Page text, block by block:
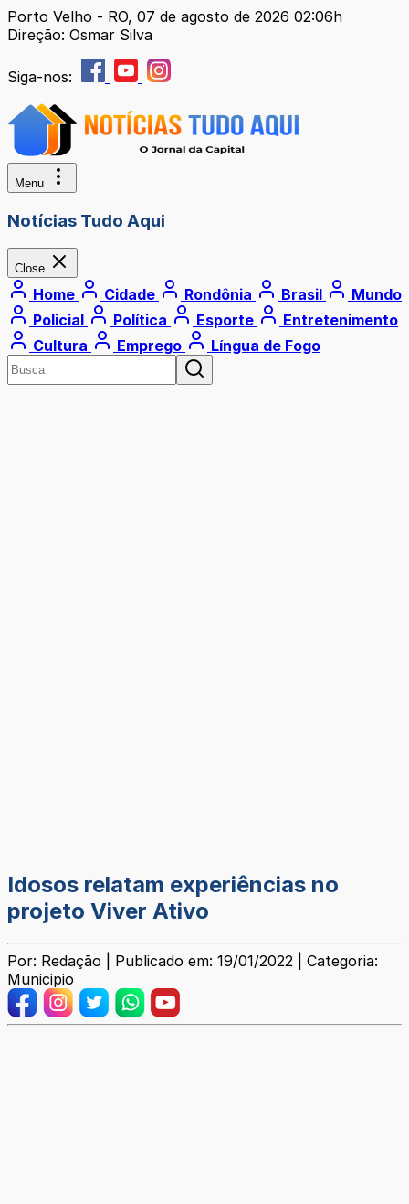
Porto Velho - RO, 07 de agosto de 2026 02:06h
Direção: Osmar Silva
Siga-nos:
Menu
Notícias Tudo Aqui
Close
Home Cidade Rondônia Brasil
Mundo
Policial
Política Esporte
Entretenimento
Cultura
Emprego Língua de Fogo
Idosos relatam experiências no
projeto Viver Ativo
Por: Redação | Publicado em: 19/01/2022 | Categoria:
Municipio